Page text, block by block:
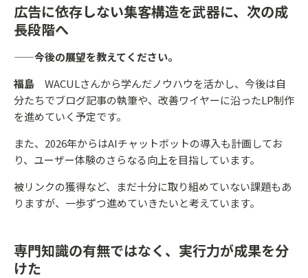
広告に依存しない集客構造を武器に、次の成
長段階へ
——今後の展望を教えてください。
福島 WACULさんから学んだノウハウを活かし、今後は自
分たちでブログ記事の執筆や、改善ワイヤーに沿ったLP制作
を進めていく予定です。
また、2026年からはAIチャットボットの導入も計画してお
り、ユーザー体験のさらなる向上を目指しています。
被リンクの獲得など、まだ十分に取り組めていない課題もあ
りますが、一歩ずつ進めていきたいと考えています。
専門知識の有無ではなく、実行力が成果を分
けた